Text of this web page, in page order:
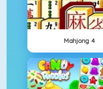
Mahjong 4